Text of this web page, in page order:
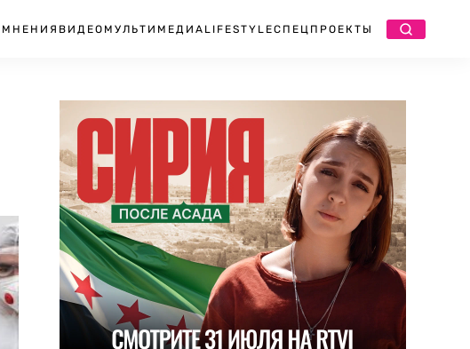
МНЕНИЯ ВИДЕО МУЛЬТИМЕДИА LIFESTYLEСПЕЦПРОЕКТЫ